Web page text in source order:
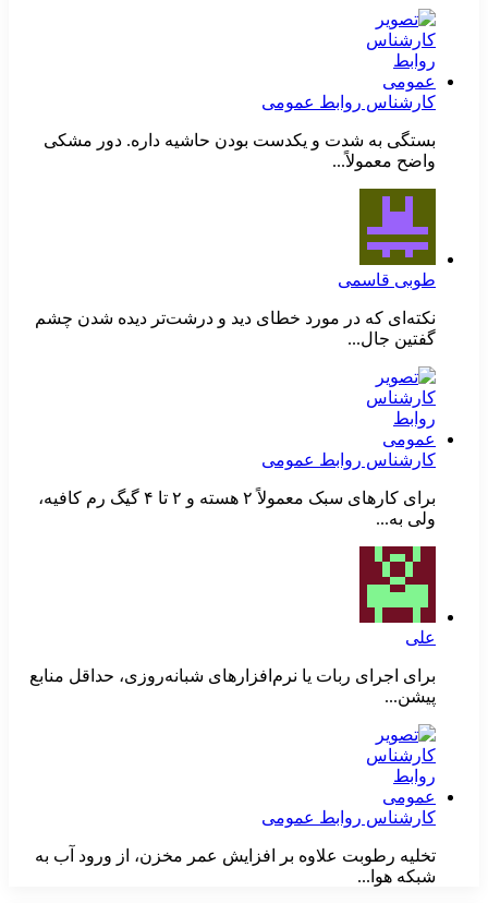
کارشناس روابط عمومی
بستگی به شدت و یکدست بودن حاشیه داره. دور مشکی
واضح معمولاً...
طوبی قاسمی
نکته‌ای که در مورد خطای دید و درشت‌تر دیده شدن چشم
گفتین جال...
کارشناس روابط عمومی
برای کارهای سبک معمولاً ۲ هسته و ۲ تا ۴ گیگ رم کافیه،
ولی به...
علی
برای اجرای ربات یا نرم‌افزارهای شبانه‌روزی، حداقل منابع
پیشن...
کارشناس روابط عمومی
تخلیه رطوبت علاوه بر افزایش عمر مخزن، از ورود آب به
شبکه هوا...